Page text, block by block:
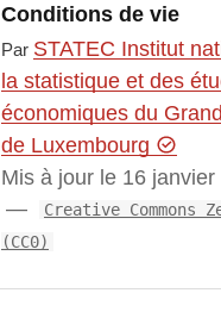
Conditions de vie
Par STATEC Institut
la statistique et des
économiques du
de Luxembourg
Mis à jour le 16 janvier
Creative Commons
(CC0)